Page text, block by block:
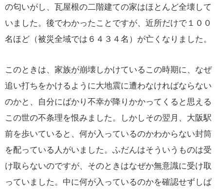
の匂いがし、瓦屋根の二階建ての家はほとんど全壊して
いました。後でわかったことですが、近所だけで１００
名ほど（被災全域では６４３４名）が亡くなりました。
このときは、家族が崩壊しかけているこの時期に、なぜ
追い打ちをかけるように大地震に遭わなければならない
のかと、自分にばかり不幸が降りかかってくると思える
この世の不条理を恨みました。しかしその翌月、大阪駅
前を歩いていると、何が入っているのかわからない封筒
を配っている人がいました。ふだんはそういうものは受
け取らないのですが、そのときはなぜか無意識に受け取
っていました。中に何が入っているのかを確認せずしば